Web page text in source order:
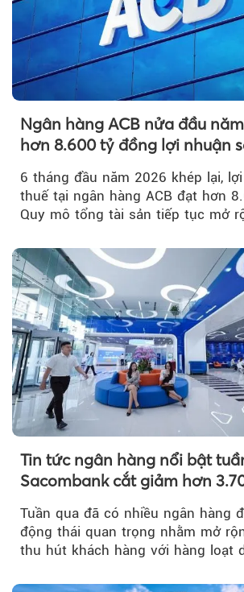
Ngân hàng ACB nửa đầu
hơn 8.600 tỷ đồng lợi nhuận
6 tháng đầu năm 2026 khép lại,
thuế tại ngân hàng ACB đạt hơn
Quy mô tổng tài sản tiếp tục mở
Tin tức ngân hàng nổi bật
Sacombank cắt giảm hơn
Tuần qua đã có nhiều ngân hàng
động thái quan trọng nhằm mở
thu hút khách hàng với hàng loạt